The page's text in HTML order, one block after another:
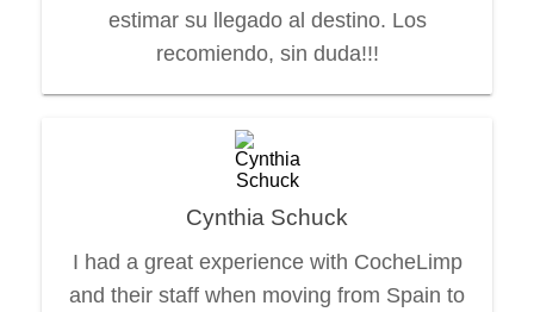
estimar su llegado al destino. Los
recomiendo, sin duda!!!
Cynthia Schuck
I had a great experience with CocheLimp
and their staff when moving from Spain to